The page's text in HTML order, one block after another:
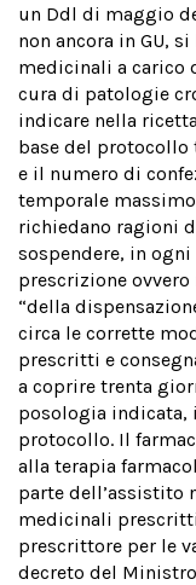
un Ddl di maggio
non ancora in GU,
medicinali a carico
cura di patologie
indicare nella
base del
e il numero di
temporale
richiedano ragioni
sospendere, in
prescrizione
“della
circa le corrette
prescritti e
a coprire trenta
posologia indicata,
protocollo. Il
alla terapia
parte dell’assistito
medicinali
prescrittore per le
decreto del